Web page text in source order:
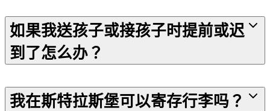
如果我送孩子或接孩子时提前或迟
到了怎么办？
我在斯特拉斯堡可以寄存行李吗？